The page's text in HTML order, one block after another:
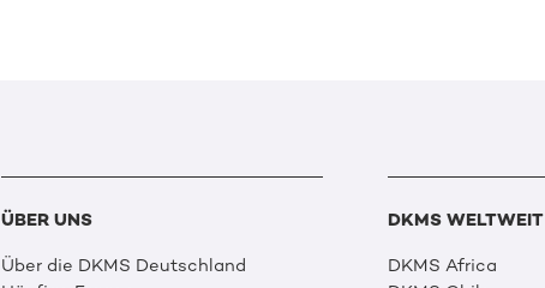
ÜBER UNS
Über die DKMS Deutschland
DKMS WELTWEIT
DKMS Africa